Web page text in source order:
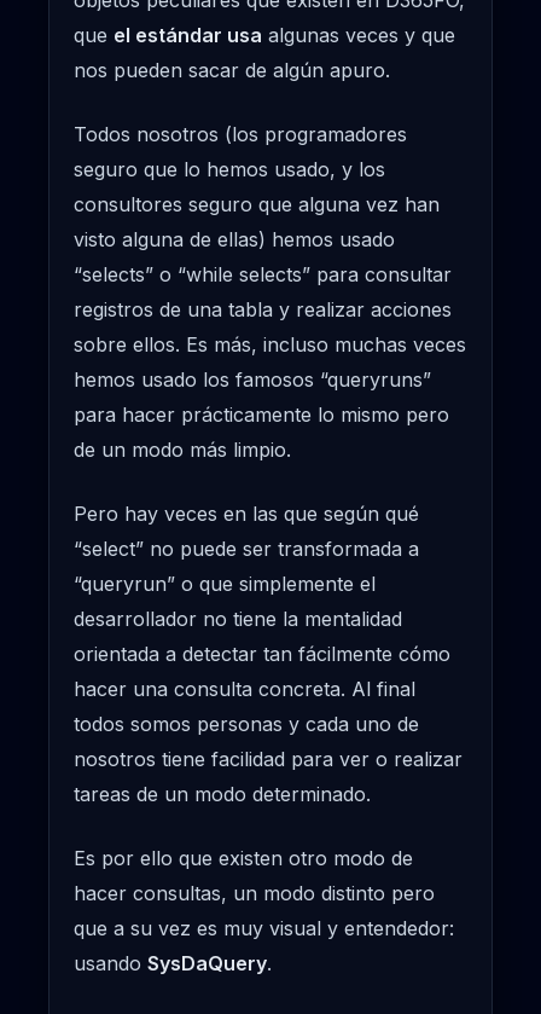
que el estándar usa algunas veces y que
nos pueden sacar de algún apuro.
Todos nosotros (los programadores
seguro que lo hemos usado, y los
consultores seguro que alguna vez han
visto alguna de ellas) hemos usado
“selects” o “while selects” para consultar
registros de una tabla y realizar acciones
sobre ellos. Es más, incluso muchas veces
hemos usado los famosos “queryruns”
para hacer prácticamente lo mismo pero
de un modo más limpio.
Pero hay veces en las que según qué
“select” no puede ser transformada a
“queryrun” o que simplemente el
desarrollador no tiene la mentalidad
orientada a detectar tan fácilmente cómo
hacer una consulta concreta. Al final
todos somos personas y cada uno de
nosotros tiene facilidad para ver o realizar
tareas de un modo determinado.
Es por ello que existen otro modo de
hacer consultas, un modo distinto pero
que a su vez es muy visual y entendedor:
usando SysDaQuery.